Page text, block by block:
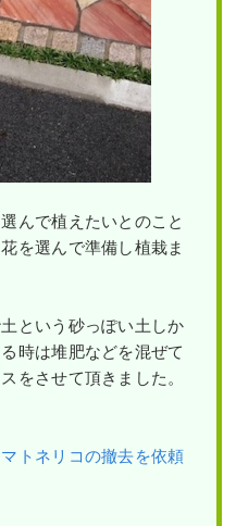
んで植えたいとのこと
を選んで準備し植栽ま
という砂っぽい土しか
時は堆肥などを混ぜて
をさせて頂きました。
トネリコの撤去を依頼